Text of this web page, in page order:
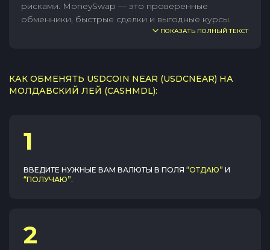
рисками. MoneySwap — это проверенные
обменники, быстрые сделки и выгодные курсы.
ПОКАЗАТЬ ПОЛНЫЙ ТЕКСТ
КАК ОБМЕНЯТЬ USDCOIN NEAR (USDCNEAR) НА
МОЛДАВСКИЙ ЛЕЙ (CASHMDL):
1
ВВЕДИТЕ НУЖНЫЕ ВАМ ВАЛЮТЫ В ПОЛЯ “ОТДАЮ” И
“ПОЛУЧАЮ”.
2